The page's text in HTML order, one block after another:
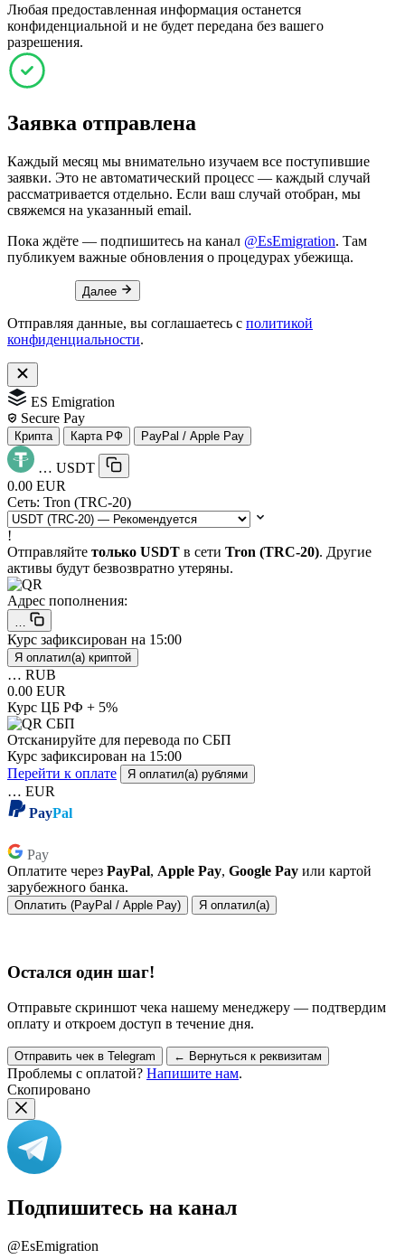
Любая предоставленная информация останется
конфиденциальной и не будет передана без вашего
разрешения.
Заявка отправлена
Каждый месяц мы внимательно изучаем все поступившие
заявки. Это не автоматический процесс — каждый случай
рассматривается отдельно. Если ваш случай отобран, мы
свяжемся на указанный email.
Пока ждёте — подпишитесь на канал @EsEmigration. Там
публикуем важные обновления о процедурах убежища.
Далее
Отправляя данные, вы соглашаетесь с политикой
конфиденциальности.
ES Emigration
Secure Pay
Крипта Карта РФ PayPal / Apple Pay
… USDT
0.00 EUR
Сеть: Tron (TRC-20)
!
Отправляйте только USDT в сети Tron (TRC-20). Другие
активы будут безвозвратно утеряны.
Адрес пополнения:
…
Курс зафиксирован на 15:00
Я оплатил(а) криптой
… RUB
0.00 EUR
Курс ЦБ РФ + 5%
Отсканируйте для перевода по СБП
Курс зафиксирован на 15:00
Перейти к оплате
Я оплатил(а) рублями
… EUR
PayPal
Pay
Оплатите через PayPal, Apple Pay, Google Pay или картой
зарубежного банка.
Оплатить (PayPal / Apple Pay) Я оплатил(а)
Остался один шаг!
Отправьте скриншот чека нашему менеджеру — подтвердим
оплату и откроем доступ в течение дня.
Отправить чек в Telegram ← Вернуться к реквизитам
Проблемы с оплатой? Напишите нам.
Скопировано
Подпишитесь на канал
@EsEmigration